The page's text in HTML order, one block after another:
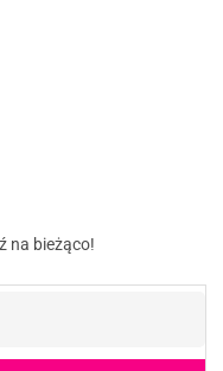
na bieżąco!